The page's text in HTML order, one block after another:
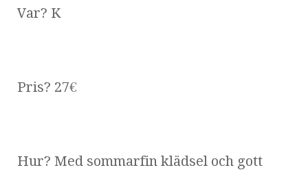
Var? K
Pris? 27€
Hur? Med sommarfin klädsel och gott